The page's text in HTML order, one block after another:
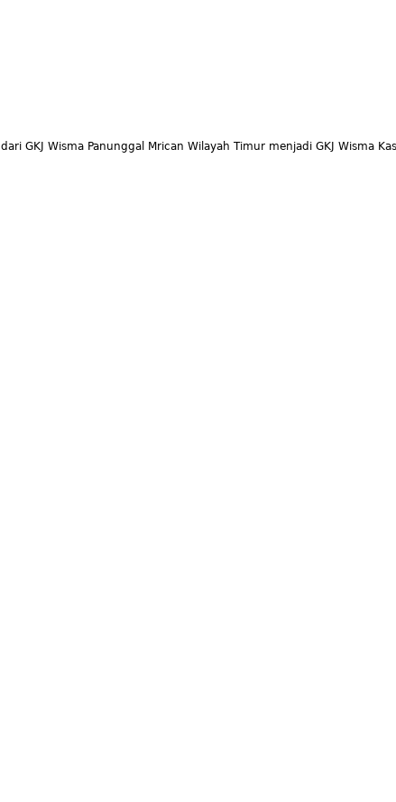
GKJ Wisma Panunggal Mrican Wilayah Timur menjadi GKJ Wisma